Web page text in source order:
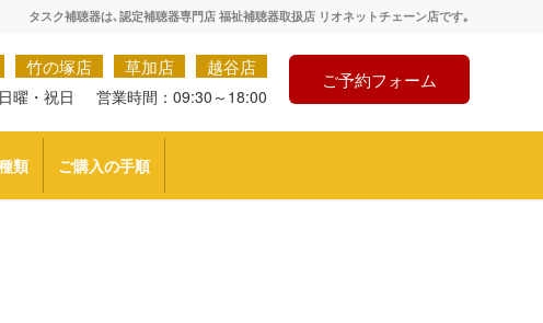
タスク補聴器は､認定補聴器専門店 福祉補聴器取扱店 リオネットチェーン店です｡
竹の塚店 草加店 越谷店
曜・祝日 営業時間：09:30～18:00
ご予約フォーム
類 ご購入の手順